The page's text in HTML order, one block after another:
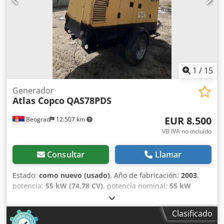
1 / 15
Beograd 12.507 km
Generador
Atlas Copco QAS78PDS
EUR 8.500
VB IVA no incluído
Consultar Llamar
Estado: como nuevo (usado), Año de fabricación: 2003,
potencia: 55 kW (74,78 CV), potencia nominal: 55 kW
, excelente estado Dcodpey Rqmiofx Adksk
Clasificado